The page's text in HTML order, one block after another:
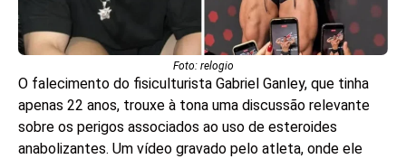
Foto: relogio
O falecimento do fisiculturista Gabriel Ganley, que tinha
apenas 22 anos, trouxe à tona uma discussão relevante
sobre os perigos associados ao uso de esteroides
anabolizantes. Um vídeo gravado pelo atleta, onde ele